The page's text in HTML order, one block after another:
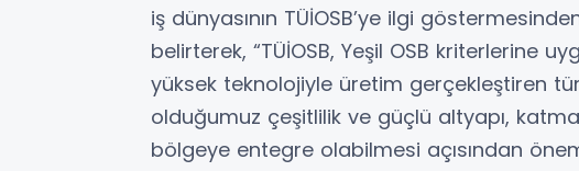
iş dünyasının TÜİOSB’ye ilgi
belirterek, “TÜİOSB, Yeşil OSB kriterlerine
yüksek teknolojiyle üretim gerçekleştiren
olduğumuz çeşitlilik ve güçlü altyapı,
bölgeye entegre olabilmesi açısından